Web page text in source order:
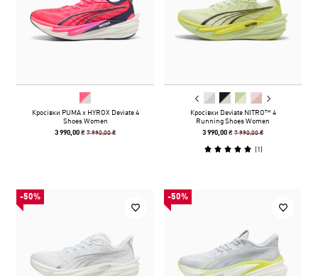
Кросівки PUMA x HYROX Deviate 4
Shoes Women
3 990,00 ₴7 990,00 ₴
Кросівки Deviate NITRO™ 4
Running Shoes Women
3 990,00 ₴7 990,00 ₴
(1)
-50% -50%